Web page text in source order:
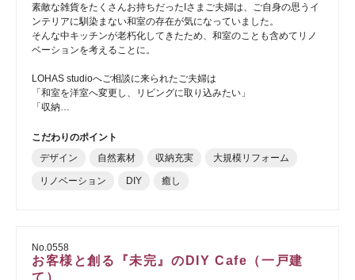
素敵な雑貨をたくさんお持ちだったIさまご夫婦は、ご自身の思うイ
ンテリアに馴染まない和室の存在が気になっていました。
そんな中キッチンが老朽化してきたため、和室のことも含めてリノ
ベーションを考えることに。
LOHAS studioへご相談に来られたご夫婦は
「和室を洋室へ変更し、リビングに取り込みたい」
「収納…
こだわりのポイント
デザイン
自然素材 収納充実 大規模リフォーム
リノベーション DIY 癒し
No.0558
お客様と創る『未完』のDIY Cafe（一戸建
て）